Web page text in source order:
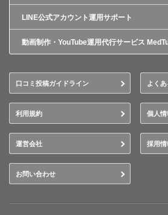
LINE公式アカウント運用サポート
動画制作・YouTube運用代行サービス
口コミ投稿ガイドライン よく
利用規約 個人
運営会社 採用情
お問い合わせ